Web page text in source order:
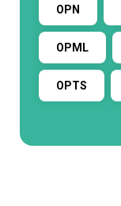
OPN
OPML
OPTS